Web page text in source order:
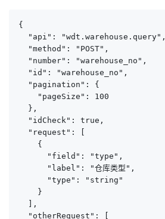
{
  "api": "wdt.warehouse.query",
  "method": "POST",
  "number": "warehouse_no",
  "id": "warehouse_no",
  "pagination": {
    "pageSize": 100
  },
  "idCheck": true,
  "request": [
    {
      "field": "type",
      "label": "仓库类型",
      "type": "string"
    }
  ],
  "otherRequest": [